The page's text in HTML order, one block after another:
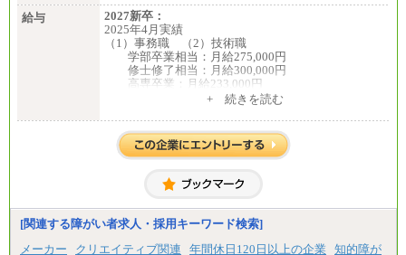
給与
2027新卒：
2025年4月実績
（1）事務職 （2）技術職
学部卒業相当：月給275,000円
修士修了相当：月給300,000円
高専卒業：月給233,000円
大学院修了・大学卒業：月給21万円
短期大学・専門学校（2年制）卒業：月給20万円
慮して給与を決定いたします
※試用期間中も給与に変更はございません
中途：
（1）事務職（総合職・正社員） （2）技術職（総
合職・正社員）
月給 208,000円以上
+ 続きを読む
[関連する障がい者求人・採用キーワード検索]
メーカー
クリエイティブ関連 年間休日120日以上の企業
知的障が